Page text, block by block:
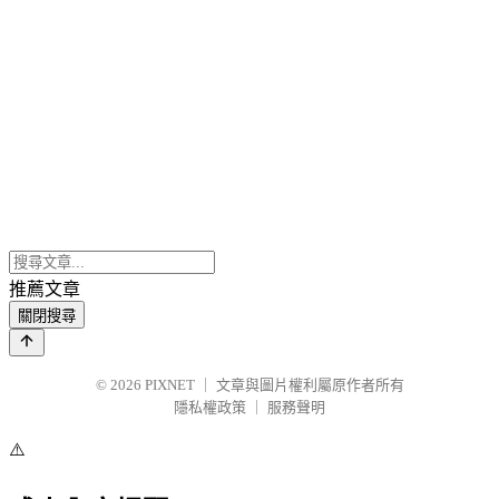
推薦文章
關閉搜尋
© 2026 PIXNET
文章與圖片權利屬原作者所有
隱私權政策
服務聲明
⚠️